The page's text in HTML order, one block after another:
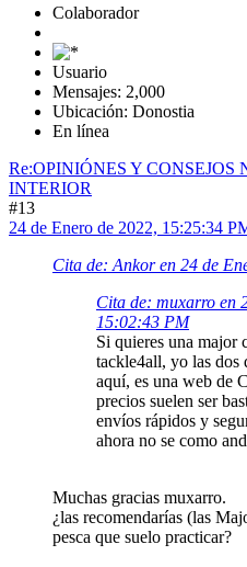
Colaborador
Usuario
Mensajes: 2,000
Ubicación: Donostia
En línea
Re:OPINIÓNES Y
INTERIOR
#13
24 de Enero de 2022, 15:25:34
Cita de: Ankor en 24 de
Cita de: muxarro en
15:02:43 PM
Si quieres una major
tackle4all, yo las dos
aquí, es una web de
precios suelen ser
envíos rápidos y
ahora no se como
Muchas gracias muxarro.
¿las recomendarías (las
pesca que suelo practicar?